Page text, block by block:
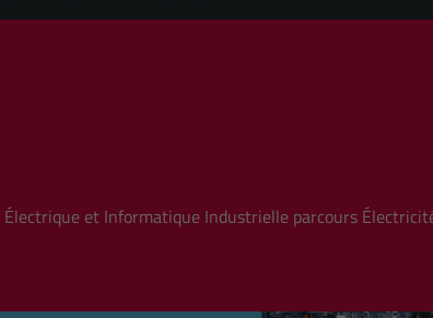
et Informatique Industrielle parcours